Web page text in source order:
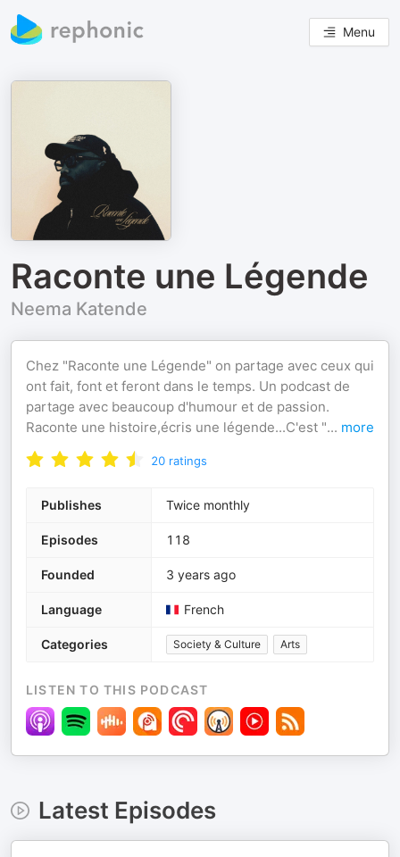
Menu
Raconte une Légende
Neema Katende
Chez "Raconte une Légende" on partage avec ceux qui
ont fait, font et feront dans le temps. Un podcast de
partage avec beaucoup d'humour et de passion.
Raconte une histoire,écris une légende...C'est "... more
20 ratings
Publishes Twice monthly
Episodes 118
Founded 3 years ago
Language French
Categories Society & Culture Arts
LISTEN TO THIS PODCAST
Latest Episodes